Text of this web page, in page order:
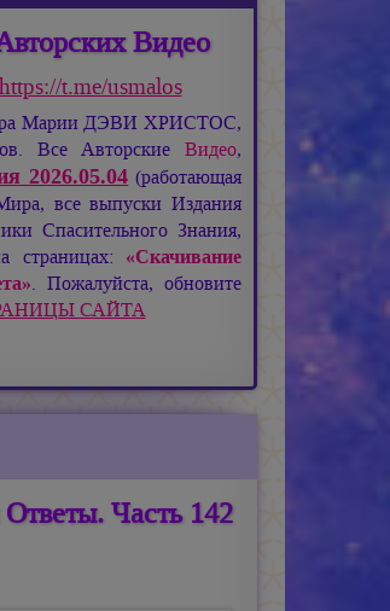
Видео
https://t.me/usmalos
Марии ДЭВИ ХРИСТОС,
Все Авторские Видео,
2026.05.04 (работающая
все выпуски Издания
Спасительного Знания,
«Скачивание
. Пожалуйста, обновите
САЙТА
Часть 142